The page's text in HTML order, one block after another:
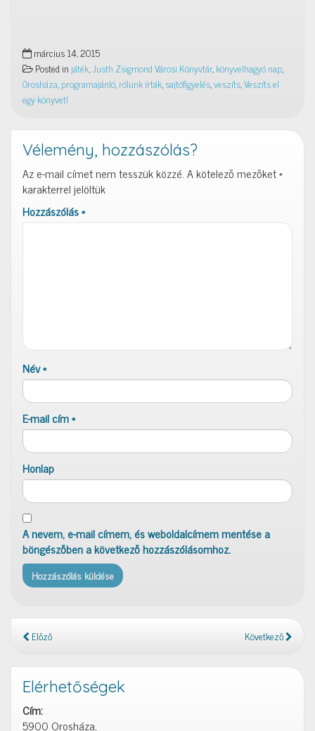
március 14, 2015
Posted in játék,Justh Zsigmond Városi Könyvtár,könyvelhagyó nap,
Orosháza,programajánló,rólunk írták,sajtófigyelés,veszíts,Veszíts el
egy könyvet!
Vélemény, hozzászólás?
Az e-mail címet nem tesszük közzé.A kötelező mezőket*
karakterrel jelöltük
Hozzászólás*
Név*
E-mail cím*
Honlap
A nevem, e-mail címem, és weboldalcímem mentése a
böngészőben a következő hozzászólásomhoz.
Előző Következő
Elérhetőségek
Cím:
5900 Orosháza,